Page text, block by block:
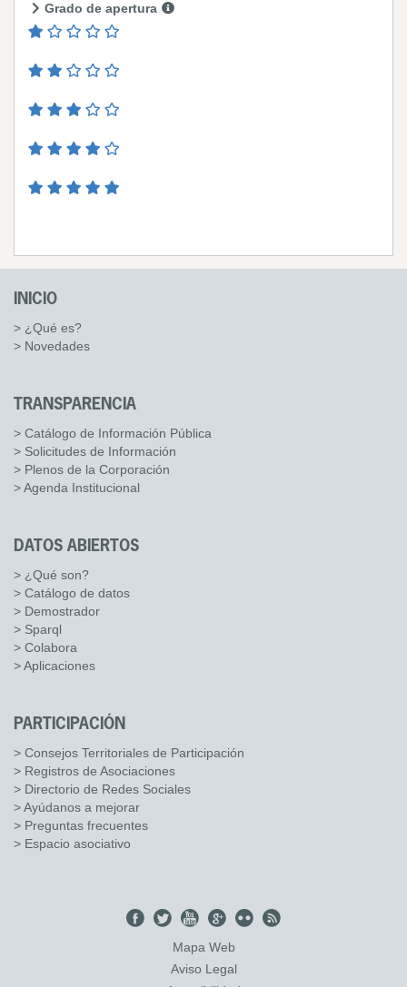
Grado de apertura
INICIO
> ¿Qué es?
> Novedades
TRANSPARENCIA
> Catálogo de Información Pública
> Solicitudes de Información
> Plenos de la Corporación
> Agenda Institucional
DATOS ABIERTOS
> ¿Qué son?
> Catálogo de datos
> Demostrador
> Sparql
> Colabora
> Aplicaciones
PARTICIPACIÓN
> Consejos Territoriales de Participación
> Registros de Asociaciones
> Directorio de Redes Sociales
> Ayúdanos a mejorar
> Preguntas frecuentes
> Espacio asociativo
Mapa Web
Aviso Legal